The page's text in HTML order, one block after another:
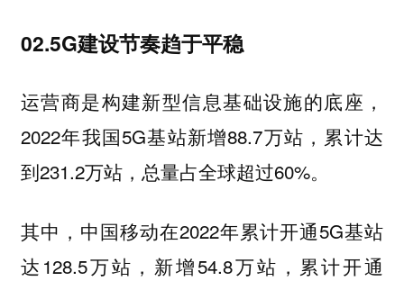
02.5G建设节奏趋于平稳
运营商是构建新型信息基础设施的底座，
2022年我国5G基站新增88.7万站，累计达
到231.2万站，总量占全球超过60%。
其中，中国移动在2022年累计开通5G基站
达128.5万站，新增54.8万站，累计开通